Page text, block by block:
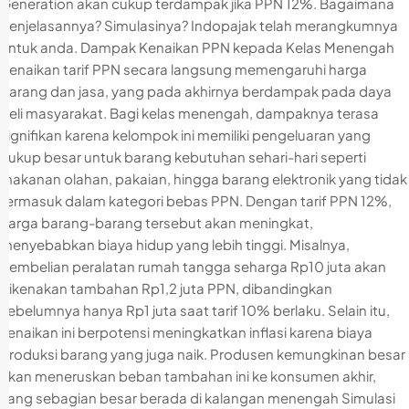
penjelasannya? Simulasinya? Indopajak telah merangkumnya
untuk anda. Dampak Kenaikan PPN kepada Kelas Menengah
Kenaikan tarif PPN secara langsung memengaruhi harga
barang dan jasa, yang pada akhirnya berdampak pada daya
beli masyarakat. Bagi kelas menengah, dampaknya terasa
signifikan karena kelompok ini memiliki pengeluaran yang
cukup besar untuk barang kebutuhan sehari-hari seperti
makanan olahan, pakaian, hingga barang elektronik yang tidak
termasuk dalam kategori bebas PPN. Dengan tarif PPN 12%,
harga barang-barang tersebut akan meningkat,
menyebabkan biaya hidup yang lebih tinggi. Misalnya,
pembelian peralatan rumah tangga seharga Rp10 juta akan
dikenakan tambahan Rp1,2 juta PPN, dibandingkan
sebelumnya hanya Rp1 juta saat tarif 10% berlaku. Selain itu,
kenaikan ini berpotensi meningkatkan inflasi karena biaya
produksi barang yang juga naik. Produsen kemungkinan besar
akan meneruskan beban tambahan ini ke konsumen akhir,
yang sebagian besar berada di kalangan menengah Simulasi